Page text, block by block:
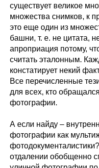
существует великое
множества снимков, к
это еще один из
башни, т. е. не цитата,
апроприация потому,
считать эталонным.
констатирует некий
Все перечисленные
для всех, кто
фотографии.
А если найду –
фотографии как
отдалении обобщенно